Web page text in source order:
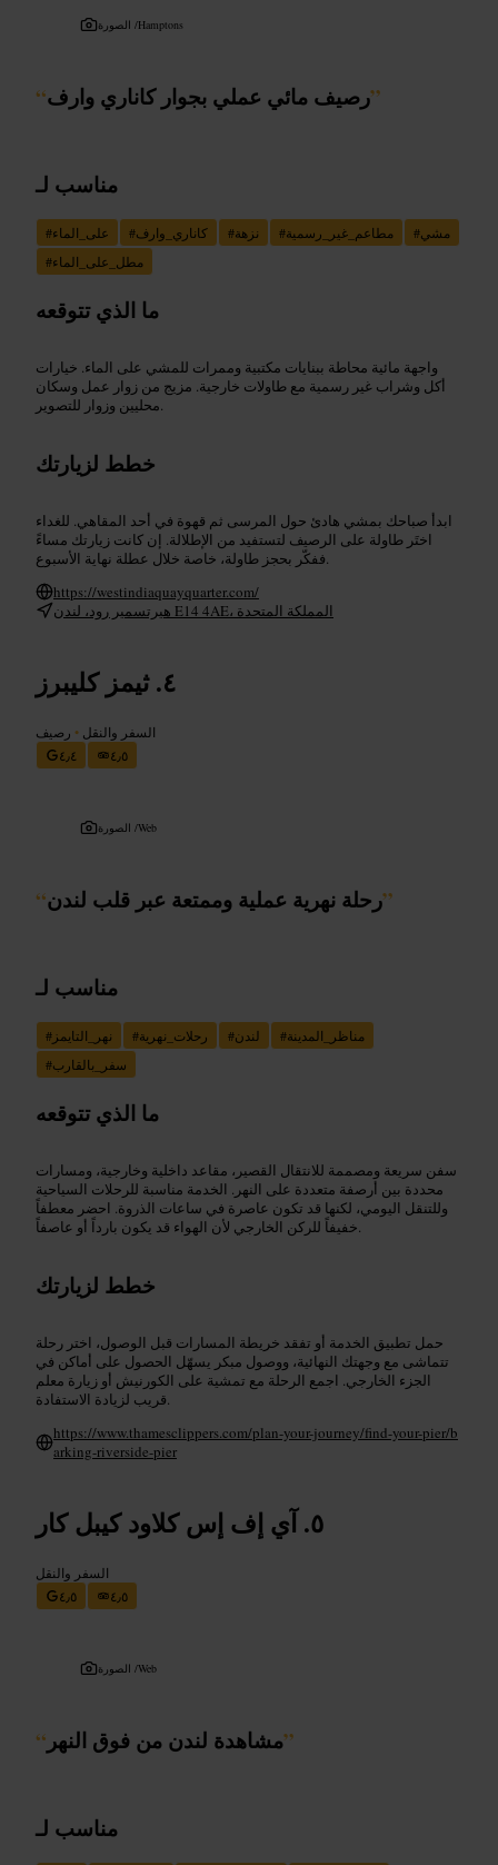
الصورة /Hamptons
“رصيف مائي عملي بجوار كاناري وارف”
مناسب لـ
#على_الماء #كاناري_وارف #نزهة #مطاعم_غير_رسمية #مشي
#مطل_على_الماء
ما الذي تتوقعه
واجهة مائية محاطة ببنايات مكتبية وممرات للمشي على الماء. خيارات
أكل وشراب غير رسمية مع طاولات خارجية. مزيج من زوار عمل وسكان
محليين وزوار للتصوير.
خطط لزيارتك
ابدأ صباحك بمشي هادئ حول المرسى ثم قهوة في أحد المقاهي. للغداء
اختَر طاولة على الرصيف لتستفيد من الإطلالة. إن كانت زيارتك مساءً
ففكّر بحجز طاولة، خاصة خلال عطلة نهاية الأسبوع.
https://westindiaquayquarter.com/
هيرتسمير رود، لندن E14 4AE، المملكة المتحدة
ثيمز كليبرز
السفر والنقل • رصيف
٤٫٤
٤٫٥
الصورة /Web
“رحلة نهرية عملية وممتعة عبر قلب لندن”
مناسب لـ
# نهر_التايمز #رحلات_نهرية #لندن #مناظر_المدينة
#سفر_بالقارب
ما الذي تتوقعه
سفن سريعة ومصممة للانتقال القصير، مقاعد داخلية وخارجية، ومسارات
محددة بين أرصفة متعددة على النهر. الخدمة مناسبة للرحلات السياحية
وللتنقل اليومي، لكنها قد تكون عاصرة في ساعات الذروة. احضر معطفاً
خفيفاً للركن الخارجي لأن الهواء قد يكون بارداً أو عاصفاً.
خطط لزيارتك
حمل تطبيق الخدمة أو تفقد خريطة المسارات قبل الوصول، اختر رحلة
تتماشى مع وجهتك النهائية، ووصول مبكر يسهّل الحصول على أماكن في
الجزء الخارجي. اجمع الرحلة مع تمشية على الكورنيش أو زيارة معلم
قريب لزيادة الاستفادة.
https://www.thamesclippers.com/plan-your-journey/find-your-pier/b
arking-riverside-pier
آي إف إس كلاود كيبل كار
السفر والنقل
٤٫٥
٤٫٥
الصورة /Web
“ مشاهدة لندن من فوق النهر”
مناسب لـ